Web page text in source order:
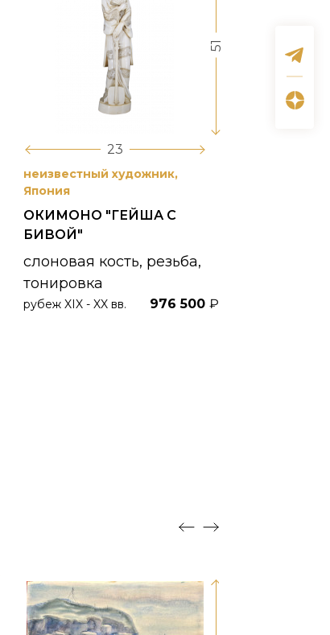
23
51
неизвестный художник,
Япония
ОКИМОНО "ГЕЙША С
БИВОЙ"
слоновая кость, резьба,
тонировка
рубеж XIX - XX вв. 976 500 ₽